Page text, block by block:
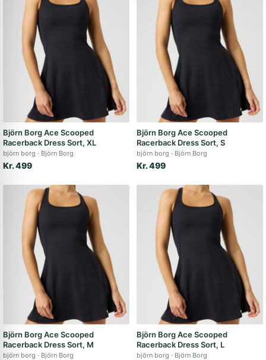
Björn Borg Ace Scooped
Racerback Dress Sort, XL
björn borg Björn Borg
Kr. 499
Björn Borg Ace Scooped
Racerback Dress Sort, S
björn borg Björn Borg
Kr. 499
Björn Borg Ace Scooped
Racerback Dress Sort, M
björn borg Björn Borg
Björn Borg Ace Scooped
Racerback Dress Sort, L
björn borg Björn Borg